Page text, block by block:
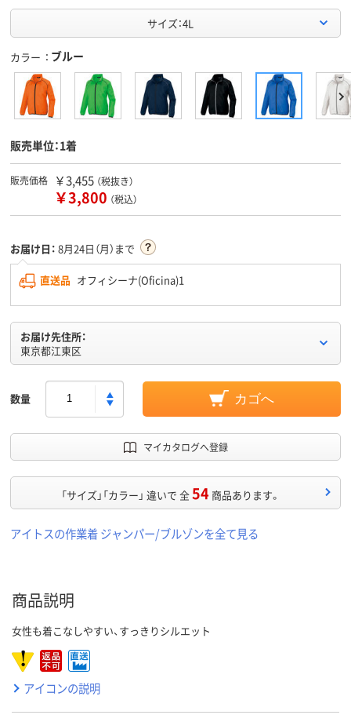
サイズ：4L
カラー ブルー
販売単位：1着
販売価格 ￥3,455 （税抜き）
￥3,800 （税込）
お届け日： 8月24日（月）まで
直送品 オフィシーナ(Oficina)1
お届け先住所：
東京都江東区
数量 カゴへ
マイカタログへ登録
「サイズ」「カラー」 違いで 全54 商品あります。
アイトスの作業着 ジャンパー/ブルゾンを全て見る
商品説明
女性も着こなしやすい、すっきりシルエット
アイコンの説明